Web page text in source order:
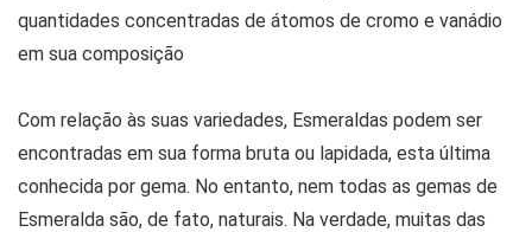
quantidades concentradas de átomos de cromo e vanádio
em sua composição
Com relação às suas variedades, Esmeraldas podem ser
encontradas em sua forma bruta ou lapidada, esta última
conhecida por gema. No entanto, nem todas as gemas de
Esmeralda são, de fato, naturais. Na verdade, muitas das